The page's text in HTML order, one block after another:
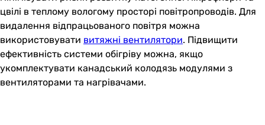
цвілі в теплому вологому просторі повітропроводів. Для
видалення відпрацьованого повітря можна
використовувати витяжні вентилятори. Підвищити
ефективність системи обігріву можна, якщо
укомплектувати канадський колодязь модулями з
вентиляторами та нагрівачами.